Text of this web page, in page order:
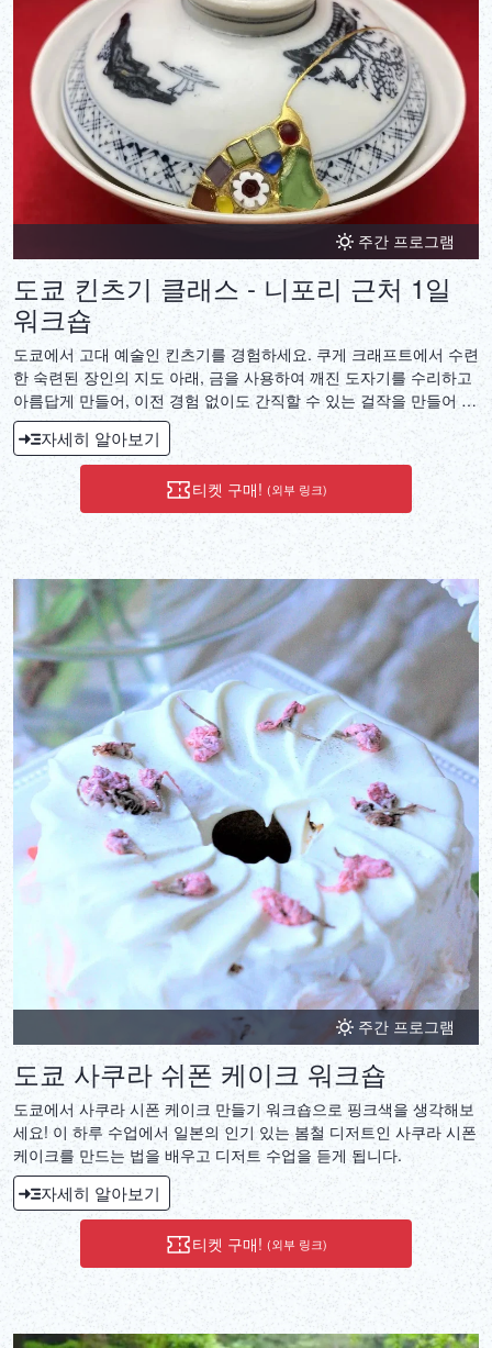
주간 프로그램
도쿄 킨츠기 클래스 - 니포리 근처 1일
워크숍
도쿄에서 고대 예술인 킨츠기를 경험하세요. 쿠게 크래프트에서 수련
한 숙련된 장인의 지도 아래, 금을 사용하여 깨진 도자기를 수리하고
아름답게 만들어, 이전 경험 없이도 간직할 수 있는 걸작을 만들어 보
세요.
자세히 알아보기
티켓 구매! (외부 링크)
주간 프로그램
도쿄 사쿠라 쉬폰 케이크 워크숍
도쿄에서 사쿠라 시폰 케이크 만들기 워크숍으로 핑크색을 생각해보
세요! 이 하루 수업에서 일본의 인기 있는 봄철 디저트인 사쿠라 시폰
케이크를 만드는 법을 배우고 디저트 수업을 듣게 됩니다.
자세히 알아보기
티켓 구매! (외부 링크)